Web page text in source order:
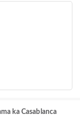
ka Casablanca